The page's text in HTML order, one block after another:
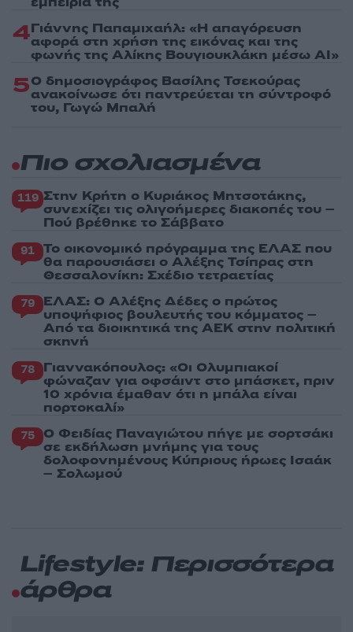
4Γιάννης Παπαμιχαήλ: «Η απαγόρευση
αφορά στη χρήση της εικόνας και της
φωνής της Αλίκης Βουγιουκλάκη μέσω AI»
5Ο δημοσιογράφος Βασίλης Τσεκούρας
ανακοίνωσε ότι παντρεύεται τη σύντροφό
του, Γωγώ Μπαλή
Πιο σχολιασμένα
119 Στην Κρήτη ο Κυριάκος Μητσοτάκης,
συνεχίζει τις ολιγοήμερες διακοπές του –
Πού βρέθηκε το Σάββατο
91 Το οικονομικό πρόγραμμα της ΕΛΑΣ που
θα παρουσιάσει ο Αλέξης Τσίπρας στη
Θεσσαλονίκη: Σχέδιο τετραετίας
79 ΕΛΑΣ: Ο Αλέξης Δέδες ο πρώτος
υποψήφιος βουλευτής του κόμματος –
Από τα διοικητικά της ΑΕΚ στην πολιτική
σκηνή
78 Γιαννακόπουλος: «Οι Ολυμπιακοί
φώναζαν για οφσάιντ στο μπάσκετ, πριν
10 χρόνια έμαθαν ότι η μπάλα είναι
πορτοκαλί»
75 Ο Φειδίας Παναγιώτου πήγε με σορτσάκι
σε εκδήλωση μνήμης για τους
δολοφονημένους Κύπριους ήρωες Ισαάκ
– Σολωμού
Lifestyle: Περισσότερα
άρθρα